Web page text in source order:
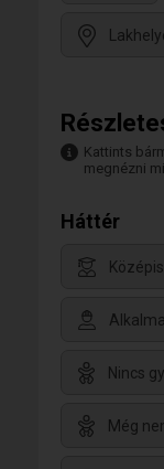
Kattints
megnézni
Háttér
Nincs
Még